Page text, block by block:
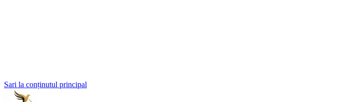
Sari la conținutul principal